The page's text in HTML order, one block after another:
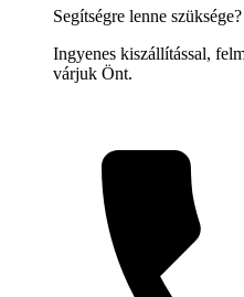
Segítségre lenne szüksége?
Ingyenes kiszállítással,
várjuk Önt.